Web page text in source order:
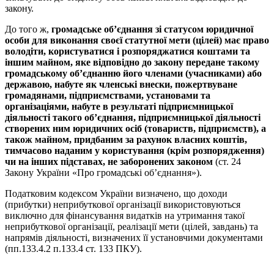
закону.
До того ж, громадське об’єднання зі статусом юридичної
особи для виконання своєї статутної мети (цілей) має право
володіти, користуватися і розпоряджатися коштами та
іншим майном, яке відповідно до закону передане такому
громадському об’єднанню його членами (учасниками) або
державою, набуте як членські внески, пожертвуване
громадянами, підприємствами, установами та
організаціями, набуте в результаті підприємницької
діяльності такого об’єднання, підприємницької діяльності
створених ним юридичних осіб (товариств, підприємств), а
також майном, придбаним за рахунок власних коштів,
тимчасово наданим у користування (крім розпорядження)
чи на інших підставах, не заборонених законом (ст. 24
Закону України «Про громадські об’єднання»).
Податковим кодексом України визначено, що доходи
(прибутки) неприбуткової організації використовуються
виключно для фінансування видатків на утримання такої
неприбуткової організації, реалізації мети (цілей, завдань) та
напрямів діяльності, визначених її установчими документами
(пп.133.4.2 п.133.4 ст. 133 ПКУ).